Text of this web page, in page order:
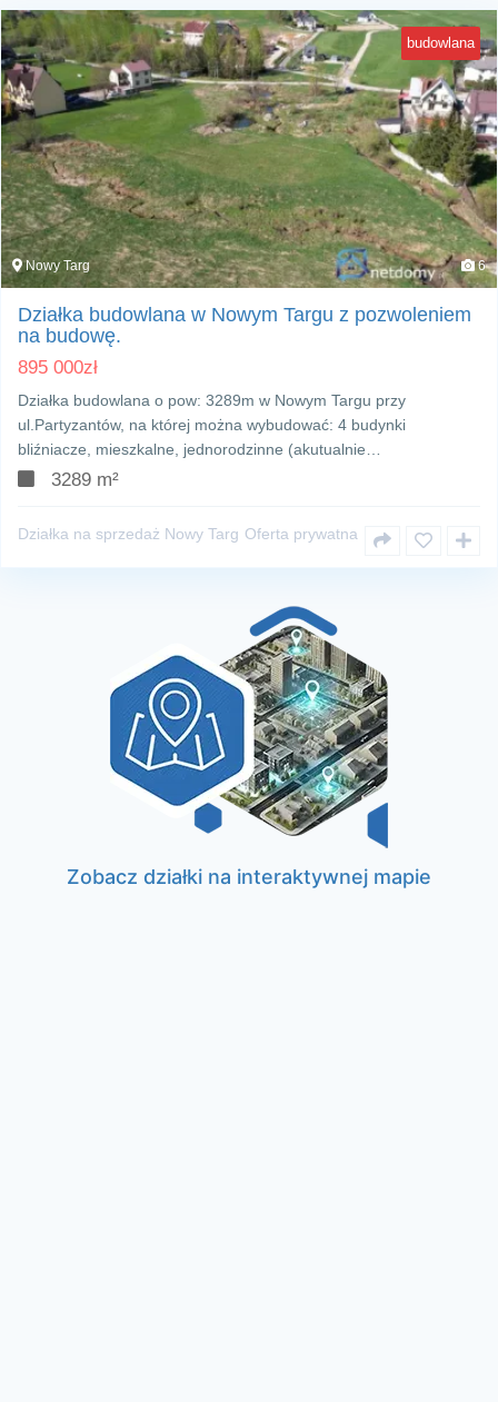
budowlana
Nowy Targ 6
Działka budowlana w Nowym Targu z pozwoleniem
na budowę.
895 000zł
Działka budowlana o pow: 3289m w Nowym Targu przy
ul.Partyzantów, na której można wybudować: 4 budynki
bliźniacze, mieszkalne, jednorodzinne (akutualnie…
3289 m²
Działka na sprzedaż Nowy Targ Oferta prywatna
Zobacz działki na interaktywnej mapie